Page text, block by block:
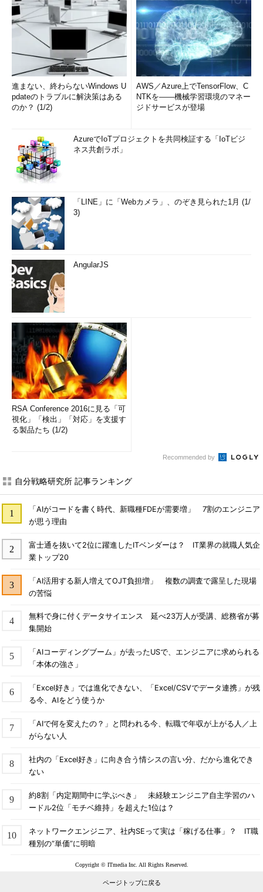
進まない、終わらないWindows U
pdateのトラブルに解決策はある
のか？ (1/2)
AWS／Azure上でTensorFlow、C
NTKを――機械学習環境のマネー
ジドサービスが登場
AzureでIoTプロジェクトを共同検証する「IoTビジ
ネス共創ラボ」
「LINE」に「Webカメラ」、のぞき見られた1月 (1/
3)
AngularJS
RSA Conference 2016に見る「可
視化」「検出」「対応」を支援す
る製品たち (1/2)
Recommended by
自分戦略研究所 記事ランキング
「AIがコードを書く時代、新職種FDEが需要増」 7割のエンジニア
が思う理由
富士通を抜いて2位に躍進したITベンダーは？ IT業界の就職人気企
業トップ20
「AI活用する新人増えてOJT負担増」 複数の調査で露呈した現場
の苦悩
無料で身に付くデータサイエンス 延べ23万人が受講、総務省が募
集開始
「AIコーディングブーム」が去ったUSで、エンジニアに求められる
「本体の強さ」
「Excel好き」では進化できない、「Excel/CSVでデータ連携」が残
る今、AIをどう使うか
「AIで何を変えたの？」と問われる今、転職で年収が上がる人／上
がらない人
社内の「Excel好き」に向き合う情シスの言い分、だから進化でき
ない
約8割「内定期間中に学ぶべき」 未経験エンジニア自主学習のハ
ードル2位「モチベ維持」を超えた1位は？
ネットワークエンジニア、社内SEって実は「稼げる仕事」？ IT職
種別の“単価”に明暗
Copyright © ITmedia Inc. All Rights Reserved.
ページトップに戻る